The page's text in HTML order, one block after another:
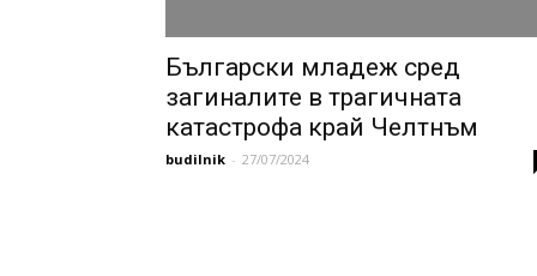
Български младеж сред
загиналите в трагичната
катастрофа край Челтнъм
budilnik - 27/07/2024